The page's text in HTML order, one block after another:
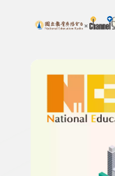
上方功能區塊
搜尋關鍵字：可輸